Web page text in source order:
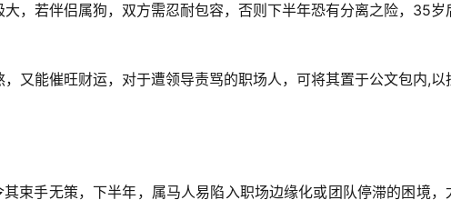
，若伴侣属狗，双方需忍耐包容，否则下半年恐有分离之险，35岁
又能催旺财运，对于遭领导责骂的职场人，可将其置于公文包内,以
束手无策，下半年，属马人易陷入职场边缘化或团队停滞的困境，